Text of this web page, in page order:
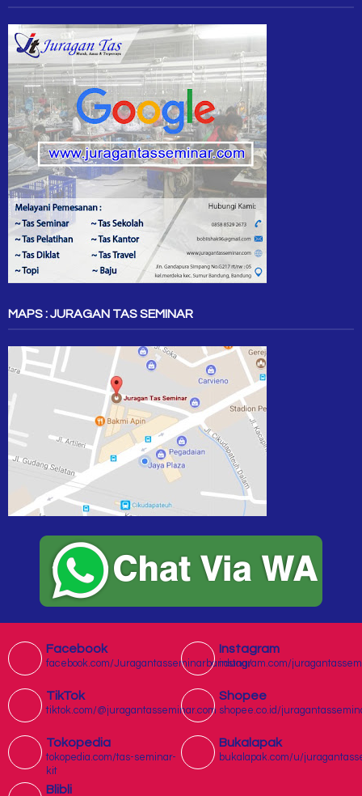
MAPS : JURAGAN TAS SEMINAR
Facebook
facebook.com/Juragantasseminarbandung/
Instagram
instagram.com/
TikTok
tiktok.com/@juragantasseminar.com
Shopee
shopee.co.id/
Tokopedia
tokopedia.com/tas-seminar-
kit
Bukalapak
bukalapak.com/u/
Blibli